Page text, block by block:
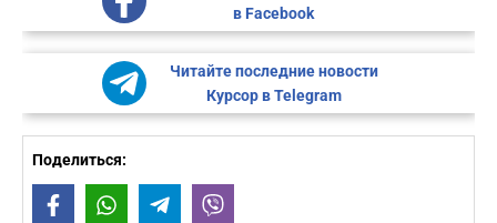
в Facebook
Читайте последние новости
Курсор в Telegram
Поделиться:
FacebookWhatsAppTelegram